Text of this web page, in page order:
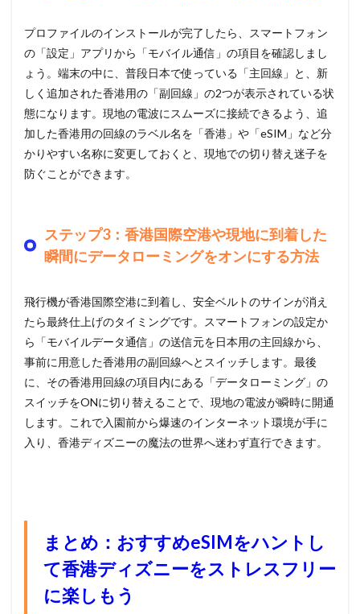
プロファイルのインストールが完了したら、スマートフォン
の「設定」アプリから「モバイル通信」の項目を確認しまし
ょう。端末の中に、普段日本で使っている「主回線」と、新
しく追加された香港用の「副回線」の2つが表示されている状
態になります。現地の電波にスムーズに接続できるよう、追
加した香港用の回線のラベル名を「香港」や「eSIM」など分
かりやすい名称に変更しておくと、現地での切り替え迷子を
防ぐことができます。
ステップ3：香港国際空港や現地に到着した
瞬間にデータローミングをオンにする方法
飛行機が香港国際空港に到着し、安全ベルトのサインが消え
たら最終仕上げのタイミングです。スマートフォンの設定か
ら「モバイルデータ通信」の送信元を日本用の主回線から、
事前に用意した香港用の副回線へとスイッチします。最後
に、その香港用回線の項目内にある「データローミング」の
スイッチをONに切り替えることで、現地の電波が瞬時に開通
します。これで入園前から爆速のインターネット環境が手に
入り、香港ディズニーの魔法の世界へ迷わず直行できます。
まとめ：おすすめeSIMをハントし
て香港ディズニーをストレスフリー
に楽しもう